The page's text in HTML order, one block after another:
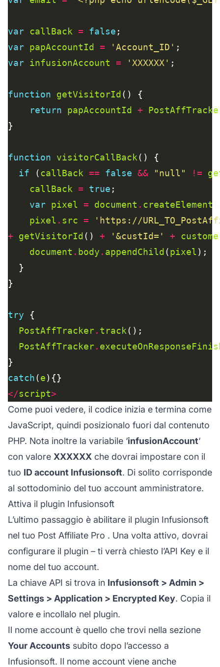
var callBack = false
var papAccountId = 'Account_ID'
var infusionAccount = 'XXXXXX'
function getVisitorId
return
papAccountId +
function visitorCallBack
if (callBack == false && "null" !=
callBack = true
var pixel = document . createElement
pixel . src =
'https://
+
getVisitorId() + '&custId=' +
document . body . appendChild(pixel
try
PostAffTracker. track
PostAffTracker.
catch(e
</script>
Come puoi vedere, il codice inizia e termina come
JavaScript, quindi posizionalo fuori dal contenuto
PHP. Nota inoltre la variabile ‘infusionAccount‘
con valore XXXXXX che dovrai impostare con il
tuo ID account Infusionsoft. Di solito corrisponde
al sottodominio del tuo account amministratore.
Attiva il plugin Infusionsoft
L’ultimo passaggio è abilitare il plugin Infusionsoft
nel tuo Post Affiliate Pro . Una volta attivo, dovrai
configurare il plugin – ti verrà chiesto l’API Key e il
nome del tuo account.
La chiave API si trova in Infusionsoft > Admin >
Settings > Application > Encrypted Key. Copia il
valore e incollalo nel plugin.
Il nome account è quello che trovi nella sezione
Your Accounts subito dopo l’accesso a
Infusionsoft. Il nome account viene anche